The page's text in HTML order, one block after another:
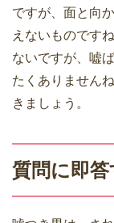
ですが、面と向
えないものです
ないですが、嘘
たくありません
きましょう。
質問に即答